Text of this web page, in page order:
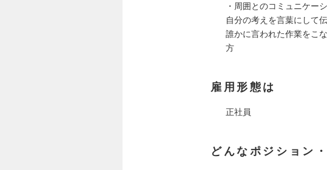
・周囲とのコミュニケー
自分の考えを言葉にして
誰かに言われた作業をこ
方
雇用形態は
正社員
どんなポジション